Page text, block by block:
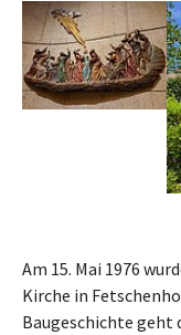
Show larger version
Am 15. Mai 1976
Kirche in
Baugeschichte geht